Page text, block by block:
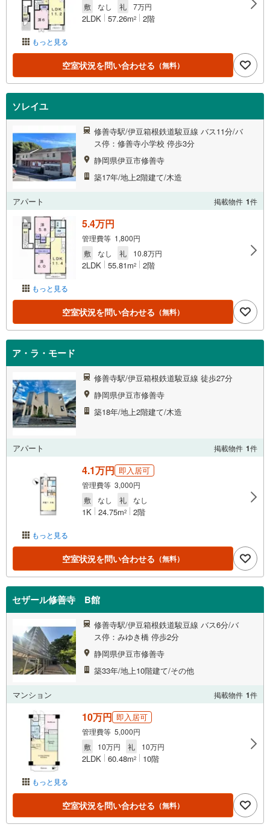
もっと見る
敷
なし 礼 7万円
2LDK 57.26m2 2階
空室状況を問い合わせる （無料）
ソレイユ
修善寺駅/伊豆箱根鉄道駿豆線 バス11分/バ
ス停：修善寺小学校 停歩3分
静岡県伊豆市修善寺
築17年/地上2階建て/木造
アパート 掲載物件 1件
もっと見る
5.4万円
管理費等 1,800円
敷
なし 礼 10.8万円
2LDK 55.81m2 2階
空室状況を問い合わせる （無料）
ア・ラ・モード
修善寺駅/伊豆箱根鉄道駿豆線 徒歩27分
静岡県伊豆市修善寺
築18年/地上2階建て/木造
アパート 掲載物件 1件
もっと見る
4.1万円 即入居可
管理費等 3,000円
敷
なし 礼 なし
1K 24.75m2 2階
空室状況を問い合わせる （無料）
セザール修善寺 B館
修善寺駅/伊豆箱根鉄道駿豆線 バス6分/バ
ス停：みゆき橋 停歩2分
静岡県伊豆市修善寺
築33年/地上10階建て/その他
マンション 掲載物件 1件
もっと見る
10万円 即入居可
管理費等 5,000円
敷
10万円 礼 10万円
2LDK 60.48m2 10階
空室状況を問い合わせる （無料）